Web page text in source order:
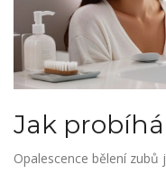
Jak
Opalescence bělení